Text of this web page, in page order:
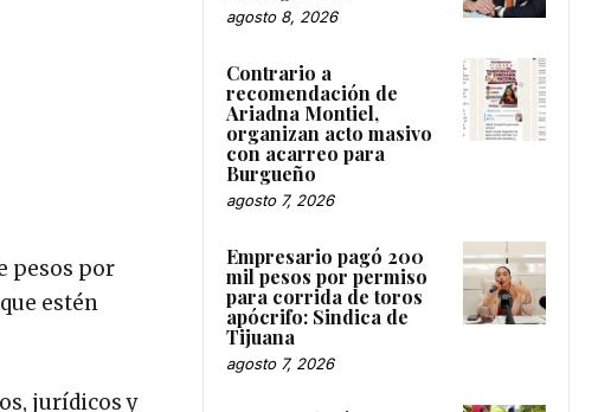
pesos por
estén
jurídicos y
agosto 8, 2026
Contrario a
recomendación de
Ariadna Montiel,
organizan acto masivo
con acarreo para
Burgueño
agosto 7, 2026
Empresario pagó 200
mil pesos por permiso
para corrida de toros
apócrifo: Sindica de
Tijuana
agosto 7, 2026